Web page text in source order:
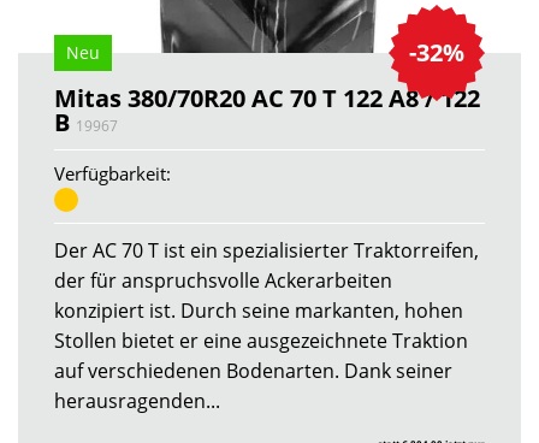
-32%
Neu
Mitas 380/70R20 AC 70 T 122 A8 / 122
B 19967
Verfügbarkeit:
Der AC 70 T ist ein spezialisierter Traktorreifen,
der für anspruchsvolle Ackerarbeiten
konzipiert ist. Durch seine markanten, hohen
Stollen bietet er eine ausgezeichnete Traktion
auf verschiedenen Bodenarten. Dank seiner
herausragenden...